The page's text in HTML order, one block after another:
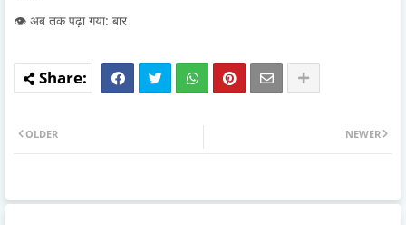
👁️ अब तक पढ़ा गया: बार
NEWER
OLDER